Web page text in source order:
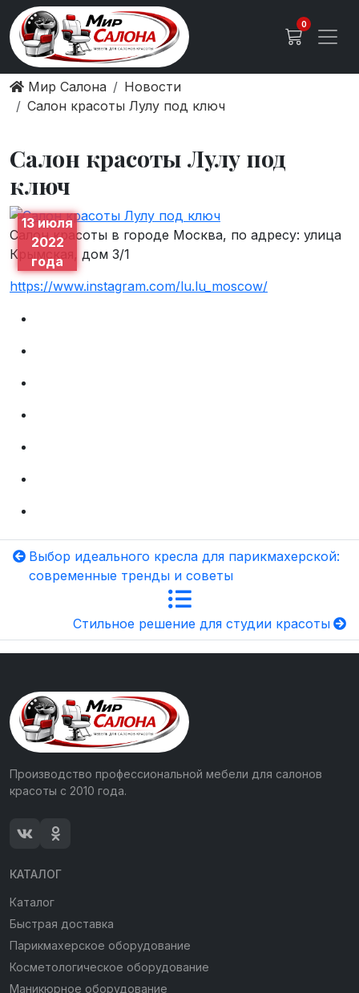
0
Мир Салона
Новости
Салон красоты Лулу под ключ
Салон красоты Лулу под
ключ
13 июля
2022
года
Салон красоты в городе Москва, по адресу: улица
Крымская, дом 3/1
https://www.instagram.com/lu.lu_moscow/
Выбор идеального кресла для парикмахерской:
современные тренды и советы
Стильное решение для студии красоты
Производство профессиональной мебели для салонов
красоты с 2010 года.
КАТАЛОГ
Каталог
Быстрая доставка
Парикмахерское оборудование
Косметологическое оборудование
Маникюрное оборудование